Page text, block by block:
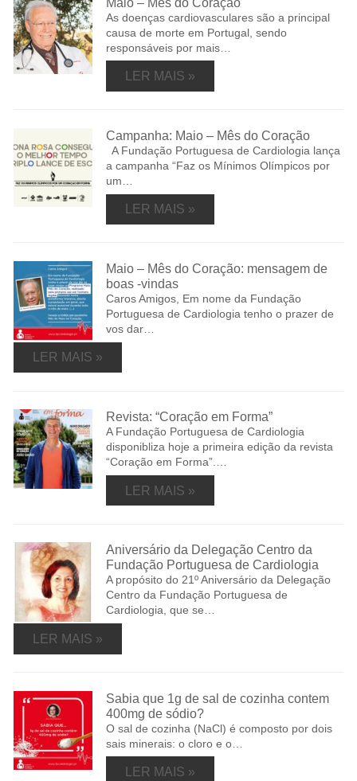
As doenças cardiovasculares são a principal
causa de morte em Portugal, sendo
responsáveis por mais…
LER MAIS »
Campanha: Maio – Mês do Coração
A Fundação Portuguesa de Cardiologia lança
a campanha “Faz os Mínimos Olímpicos por
um…
LER MAIS »
Maio – Mês do Coração: mensagem de
boas -vindas
Caros Amigos, Em nome da Fundação
Portuguesa de Cardiologia tenho o prazer de
vos dar…
LER MAIS »
Revista: “Coração em Forma”
A Fundação Portuguesa de Cardiologia
disponibliza hoje a primeira edição da revista
“Coração em Forma”.…
LER MAIS »
Aniversário da Delegação Centro da
Fundação Portuguesa de Cardiologia
A propósito do 21º Aniversário da Delegação
Centro da Fundação Portuguesa de
Cardiologia, que se…
LER MAIS »
Sabia que 1g de sal de cozinha contem
400mg de sódio?
O sal de cozinha (NaCl) é composto por dois
sais minerais: o cloro e o…
LER MAIS »